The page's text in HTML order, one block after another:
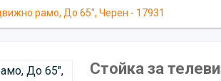
рамо, До 65", Черен - 17931
Стойка за